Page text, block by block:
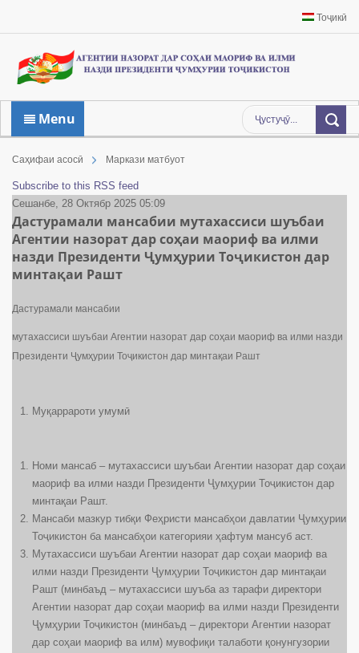
Тоҷикӣ
Menu
Саҳифаи асосӣ Маркази матбуот
Subscribe to this RSS feed
Сешанбе, 28 Октябр 2025 05:09
Дастурамали мансабии мутахассиси шуъбаи
Агентии назорат дар соҳаи маориф ва илми
назди Президенти Ҷумҳурии Тоҷикистон дар
минтақаи Рашт
Дастурамали мансабии
мутахассиси шуъбаи Агентии назорат дар соҳаи маориф ва илми назди
Президенти Ҷумҳурии Тоҷикистон дар минтақаи Рашт
Муқаррароти умумӣ
Номи мансаб – мутахассиси шуъбаи Агентии назорат дар соҳаи
маориф ва илми назди Президенти Ҷумҳурии Тоҷикистон дар
минтақаи Рашт.
Мансаби мазкур тибқи Феҳристи мансабҳои давлатии Ҷумҳурии
Тоҷикистон ба мансабҳои категорияи ҳафтум мансуб аст.
Мутахассиси шуъбаи Агентии назорат дар соҳаи маориф ва
илми назди Президенти Ҷумҳурии Тоҷикистон дар минтақаи
Рашт (минбаъд – мутахассиси шуъба аз тарафи директори
Агентии назорат дар соҳаи маориф ва илми назди Президенти
Ҷумҳурии Тоҷикистон (минбаъд – директори Агентии назорат
дар соҳаи маориф ва илм) мувофиқи талаботи қонунгузории